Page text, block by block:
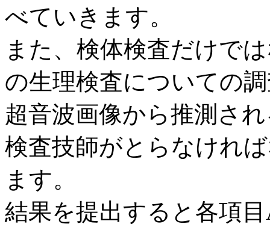
べていきます。
また、検体検査だけで
の生理検査についての
超音波画像から推測さ
検査技師がとらなけれ
ます。
結果を提出すると各項